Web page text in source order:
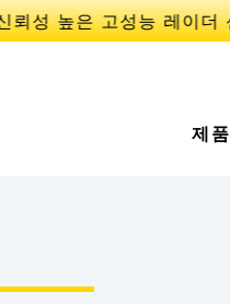
제품
저 거리 측정
모니터링/전체 장비 효